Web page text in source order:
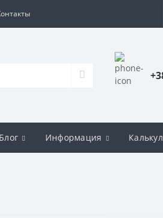
Блог Информация